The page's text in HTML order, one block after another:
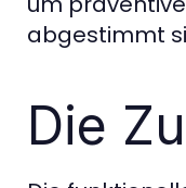
abgestimmt
Die